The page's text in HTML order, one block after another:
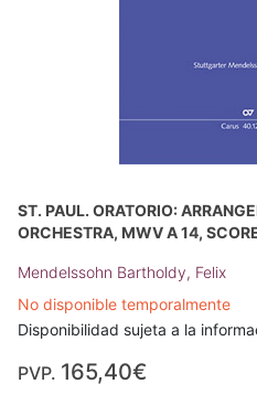
ST. PAUL. ORATORIO:
ORCHESTRA, MWV A 14,
Mendelssohn Bartholdy, Felix
No disponible temporalmente
Disponibilidad sujeta a la
PVP. 165,40€